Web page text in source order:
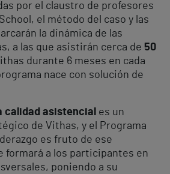
por el claustro de profesores
el método del caso y las
la dinámica de las
a las que asistirán cerca de 50
durante 6 meses en cada
nace con solución de
calidad asistencial es un
de Vithas, y el Programa
es fruto de ese
formará a los participantes en
poniendo a su